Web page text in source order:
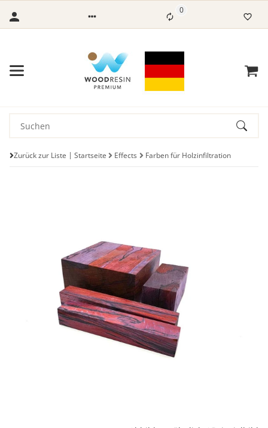
0
Zurück zur Liste Startseite Effects Farben für Holzinfiltration